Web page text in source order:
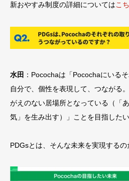
新おやすみ制度の詳細についてはこ
水田 ：Pocochaは「Pocochaにいる
自分で、個性を表現して、つながる
がえのない居場所となっている（「
気」を生み出す）」ことを目指した
PDGsとは、そんな未来を実現するの